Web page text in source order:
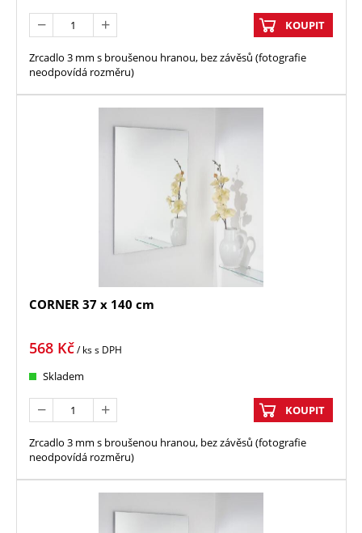
KOUPIT
Zrcadlo 3 mm s broušenou hranou, bez závěsů (fotografie
neodpovídá rozměru)
CORNER 37 x 140 cm
568 Kč/ kss DPH
Skladem
KOUPIT
Zrcadlo 3 mm s broušenou hranou, bez závěsů (fotografie
neodpovídá rozměru)